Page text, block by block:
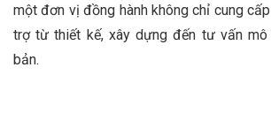
một đơn vị đồng hành không chỉ cung
trợ từ thiết kế, xây dựng đến tư vấn mô
bản.